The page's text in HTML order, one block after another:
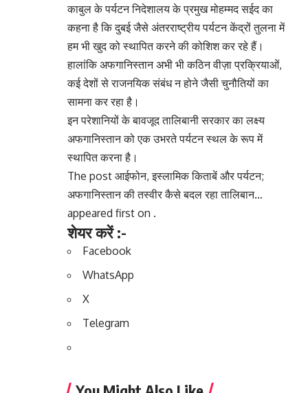
काबुल के पर्यटन निदेशालय के प्रमुख मोहम्मद सईद का
कहना है कि दुबई जैसे अंतरराष्ट्रीय पर्यटन केंद्रों तुलना में
हम भी खुद को स्थापित करने की कोशिश कर रहे हैं।
हालांकि अफगानिस्तान अभी भी कठिन वीज़ा प्रक्रियाओं,
कई देशों से राजनयिक संबंध न होने जैसी चुनौतियों का
सामना कर रहा है।
इन परेशानियों के बावजूद तालिबानी सरकार का लक्ष्य
अफगानिस्तान को एक उभरते पर्यटन स्थल के रूप में
स्थापित करना है।
The post आईफोन, इस्लामिक किताबें और पर्यटन;
अफगानिस्तान की तस्वीर कैसे बदल रहा तालिबान…
appeared first on .
शेयर करें :-
Facebook
WhatsApp
X
Telegram